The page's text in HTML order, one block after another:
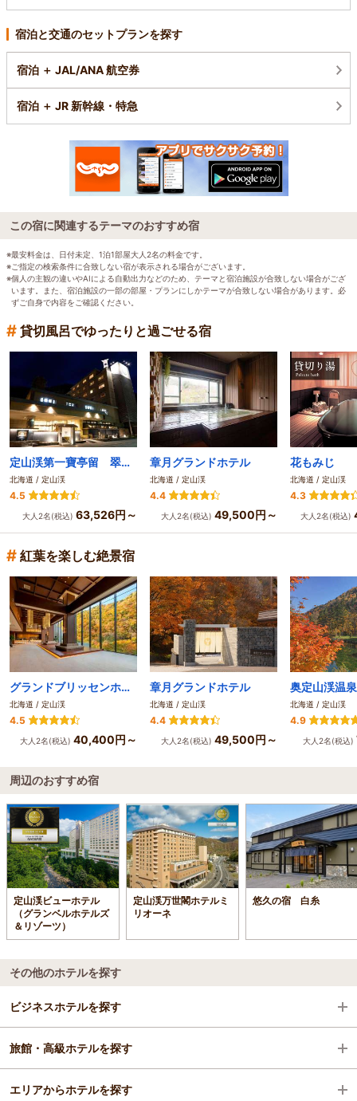
宿泊と交通のセットプランを探す
宿泊 ＋ JAL/ANA 航空券
宿泊 ＋ JR 新幹線・特急
この宿に関連するテーマのおすすめ宿
※最安料金は、日付未定、1泊1部屋大人2名の料金です。
※ご指定の検索条件に合致しない宿が表示される場合がございます。
※個人の主観の違いやAIによる自動出力などのため、テーマと宿泊施設が合致しない場合がござ
います。また、宿泊施設の一部の部屋・プランにしかテーマが合致しない場合があります。必
ずご自身で内容をご確認ください。
# 貸切風呂でゆったりと過ごせる宿
定山渓第一寶亭留 翠山亭
北海道 / 定山渓
4.5
大人2名(税込) 63,526円～
章月グランドホテル
北海道 / 定山渓
4.4
大人2名(税込) 49,500円～
花もみじ
北海道 / 定山渓
4.3
大人2名(税込)
# 紅葉を楽しむ絶景宿
グランドブリッセンホテル定山渓
北海道 / 定山渓
4.5
大人2名(税込) 40,400円～
章月グランドホテル
北海道 / 定山渓
4.4
大人2名(税込) 49,500円～
奥定山渓温
北海道 / 定山渓
4.9
大人2名(税込)
周辺のおすすめ宿
定山渓ビューホテル
（グランベルホテルズ
＆リゾーツ）
定山渓万世閣ホテルミ
リオーネ
悠久の宿 白糸
その他のホテルを探す
ビジネスホテルを探す
北海道
定山渓
旅館・高級ホテルを探す
北海道
エリアからホテルを探す